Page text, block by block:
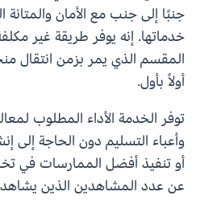
خدماتها. إنه يوفر طريقة غير
المقسم الذي يمر بزمن انتقال
أولاً بأول.
توفر الخدمة الأداء المطلوب
وأعباء التسليم دون الحاجة إلى
أو تنفيذ أفضل الممارسات في
عن عدد المشاهدين الذين